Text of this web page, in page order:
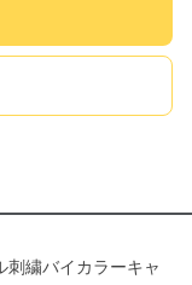
刺繍バイカラーキャ